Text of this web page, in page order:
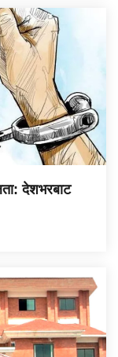
देशभरबाट